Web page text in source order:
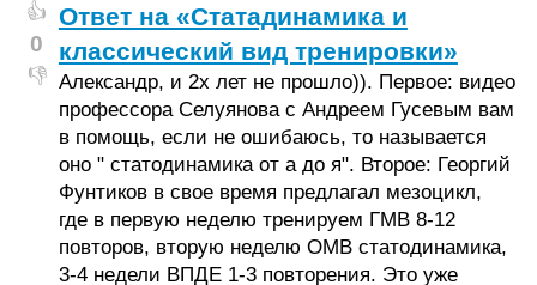
👍
0
👎
Ответ на «Статадинамика и
классический вид тренировки»
Александр, и 2х лет не прошло)). Первое: видео
профессора Селуянова с Андреем Гусевым вам
в помощь, если не ошибаюсь, то называется
оно " статодинамика от а до я". Второе: Георгий
Фунтиков в свое время предлагал мезоцикл,
где в первую неделю тренируем ГМВ 8-12
повторов, вторую неделю ОМВ статодинамика,
3-4 недели ВПДЕ 1-3 повторения. Это уже